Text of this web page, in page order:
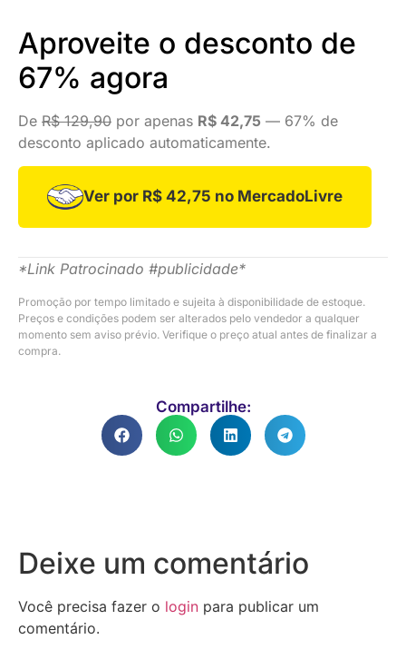
Aproveite o desconto de
67% agora
De R$ 129,90 por apenas R$ 42,75 — 67% de
desconto aplicado automaticamente.
Ver por R$ 42,75 no MercadoLivre
*Link Patrocinado #publicidade*
Promoção por tempo limitado e sujeita à disponibilidade de estoque.
Preços e condições podem ser alterados pelo vendedor a qualquer
momento sem aviso prévio. Verifique o preço atual antes de finalizar a
compra.
Compartilhe:
Deixe um comentário
Você precisa fazer o login para publicar um
comentário.